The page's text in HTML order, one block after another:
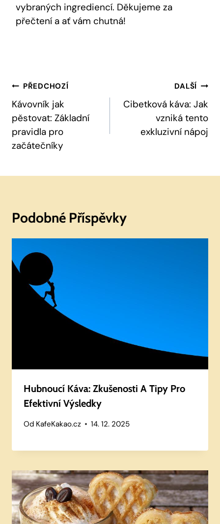
vybraných ingrediencí. Děkujeme za
přečtení a ať vám chutná!
Navigace
Pro
Příspěvek
PŘEDCHOZÍ
Kávovník jak
pěstovat: Základní
pravidla pro
začátečníky
DALŠÍ
Cibetková káva: Jak
vzniká tento
exkluzivní nápoj
Podobné Příspěvky
Hubnoucí Káva: Zkušenosti A Tipy Pro
Efektivní Výsledky
Od KafeKakao.cz 14. 12. 2025